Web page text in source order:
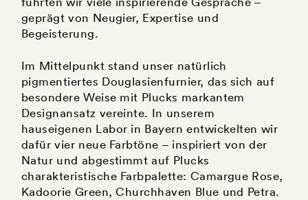
geprägt von Neugier, Expertise und
Begeisterung.
Im Mittelpunkt stand unser natürlich
pigmentiertes Douglasienfurnier, das sich auf
besondere Weise mit Plucks markantem
Designansatz vereinte. In unserem
hauseigenen Labor in Bayern entwickelten wir
dafür vier neue Farbtöne – inspiriert von der
Natur und abgestimmt auf Plucks
charakteristische Farbpalette: Camargue Rose,
Kadoorie Green, Churchhaven Blue und Petra.